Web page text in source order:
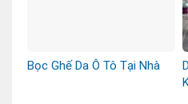
Bọc Ghế Da Ô Tô Tại Nhà